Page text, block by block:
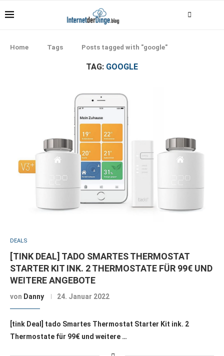
Home Tags Posts tagged with "google"
TAG: GOOGLE
DEALS
[TINK DEAL] TADO SMARTES THERMOSTAT
STARTER KIT INK. 2 THERMOSTATE FÜR 99€ UND
WEITERE ANGEBOTE
von Danny 24. Januar 2022
[tink Deal] tado Smartes Thermostat Starter Kit ink. 2
Thermostate für 99€ und weitere …